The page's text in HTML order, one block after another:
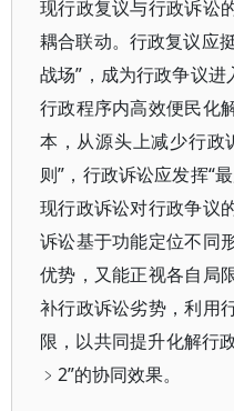
现行政复议与行政诉讼
耦合联动。行政复议应
战场”，成为行政争议进
行政程序内高效便民化
本，从源头上减少行政
则”，行政诉讼应发挥“
现行政诉讼对行政争议
诉讼基于功能定位不同
优势，又能正视各自局
补行政诉讼劣势，利用
限，以共同提升化解行
﹥2”的协同效果。